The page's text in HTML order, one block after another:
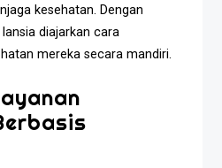
kesehatan. Dengan
diajarkan cara
mereka secara mandiri.